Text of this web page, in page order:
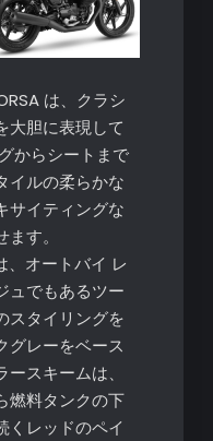
は、クラシ
大胆に表現して
からシートまで
イルの柔らかな
サイティングな
す。
、オートバイ レ
ュでもあるツー
スタイリングを
グレーをベース
スキームは、
燃料タンクの下
くレッドのペイ